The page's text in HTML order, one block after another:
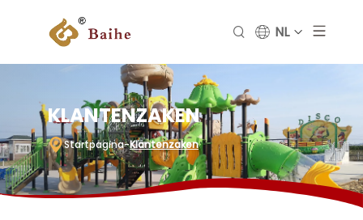
NL
KLANTENZAKEN
Startpagina-Klantenzaken